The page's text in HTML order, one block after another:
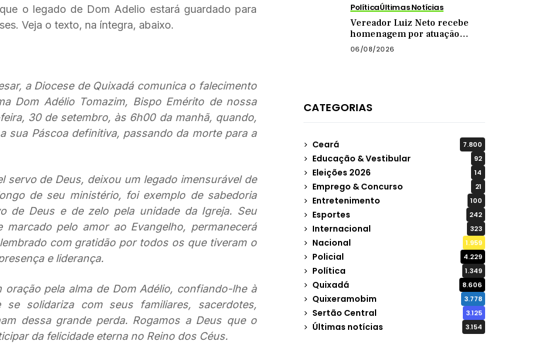
o legado de Dom Adelio estará guardado para
Veja o texto, na íntegra, abaixo.
a Diocese de Quixadá comunica o falecimento
Dom Adélio Tomazim, Bispo Emérito de nossa
30 de setembro, às 6h00 da manhã, quando,
sua Páscoa definitiva, passando da morte para a
servo de Deus, deixou um legado imensurável de
de seu ministério, foi exemplo de sabedoria
de Deus e de zelo pela unidade da Igreja. Seu
marcado pelo amor ao Evangelho, permanecerá
com gratidão por todos os que tiveram o
e liderança.
pela alma de Dom Adélio, confiando-lhe à
solidariza com seus familiares, sacerdotes,
dessa grande perda. Rogamos a Deus que o
da felicidade eterna no Reino dos Céus.
PolíticaÚltimas Notícias
Vereador Luiz Neto recebe
homenagem por atuação
como presidente da Câmara
de Quixadá
06/08/2026
CATEGORIAS
Ceará 7.800
Educação & Vestibular 92
Eleições 2026 14
Emprego & Concurso 21
Entretenimento 100
Esportes 242
Internacional 323
Nacional 1.959
Policial 4.229
Política 1.349
Quixadá 8.606
Quixeramobim 3.778
Sertão Central 3.125
Últimas notícias 3.154